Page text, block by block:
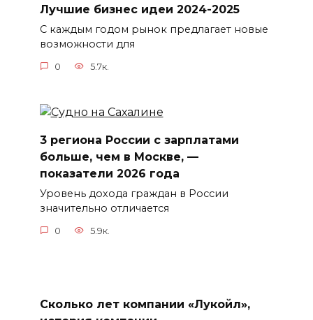
Лучшие бизнес идеи 2024-2025
С каждым годом рынок предлагает новые
возможности для
0 5.7к.
3 региона России с зарплатами
больше, чем в Москве, —
показатели 2026 года
Уровень дохода граждан в России
значительно отличается
0 5.9к.
Сколько лет компании «Лукойл»,